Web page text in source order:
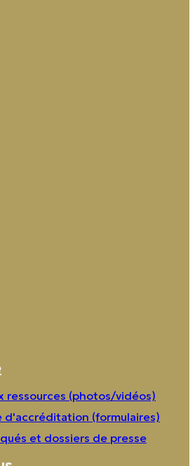
ressources (photos/vidéos)
d'accréditation (formulaires)
et dossiers de presse